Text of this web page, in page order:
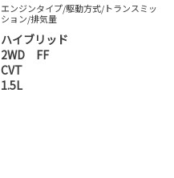
エンジンタイプ/駆動方式/トランスミッ
ション/排気量
ハイブリッド
2WD FF
CVT
1.5L